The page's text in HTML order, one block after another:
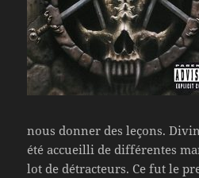
nous donner des leçons.
été accueilli de différentes
lot de détracteurs. Ce fut le